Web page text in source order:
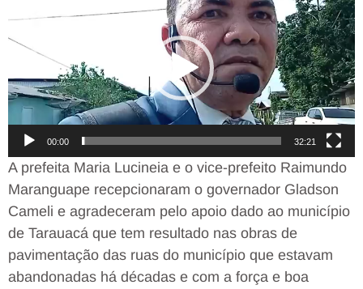
00:00 32:21
A prefeita Maria Lucineia e o vice-prefeito Raimundo
Maranguape recepcionaram o governador Gladson
Cameli e agradeceram pelo apoio dado ao município
de Tarauacá que tem resultado nas obras de
pavimentação das ruas do município que estavam
abandonadas há décadas e com a força e boa